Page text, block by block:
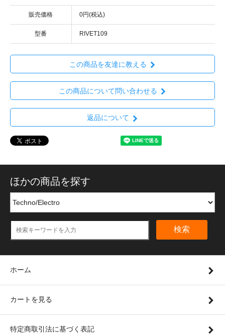
販売価格 0円(税込)
型番 RIVET109
この商品を友達に教える
この商品について問い合わせる
返品について
ほかの商品を探す
検索
ホーム
カートを見る
特定商取引法に基づく表記